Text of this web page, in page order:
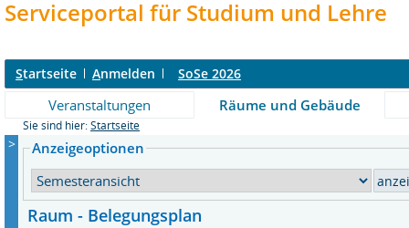
Serviceportal für Studium und Lehre
Startseite Anmelden SoSe 2026
Veranstaltungen Räume und Gebäude
Sie sind hier: Startseite
> Anzeigeoptionen
Raum - Belegungsplan